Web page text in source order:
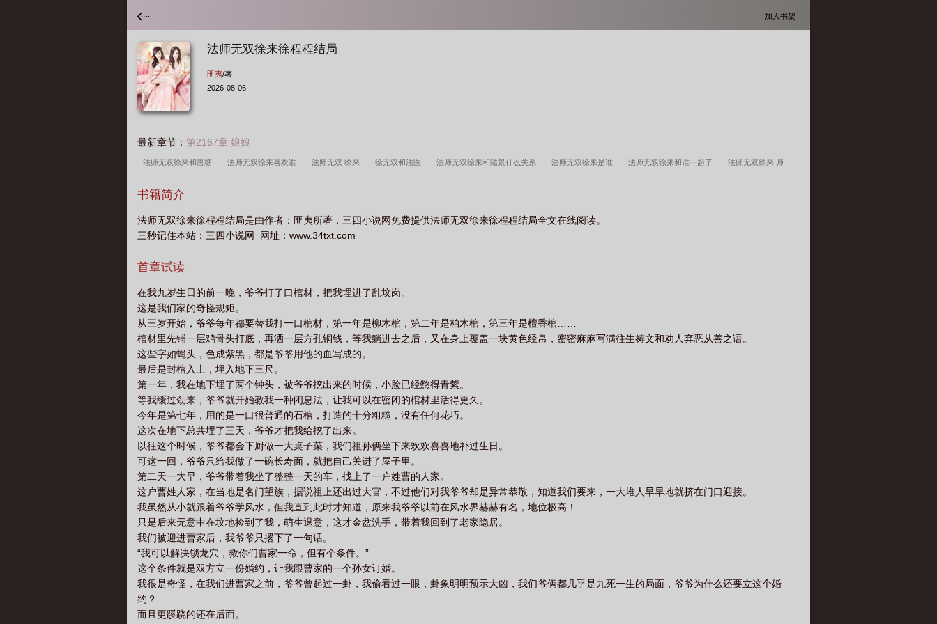
加入书架
法师无双徐来徐程程结局
匪夷/著
2026-08-06
最新章节： 第2167章 娘娘
法师无双徐来和唐糖 法师无双徐来喜欢谁 法师无双 徐来 徐无双和法医 法师无双徐来和陆景什么关系 法师无双徐来是谁 法师无双徐来和谁一起了 法师无双徐来 师
徐来和唐糖在一起了吗
书籍简介
法师无双徐来徐程程结局是由作者：匪夷所著，三四小说网免费提供法师无双徐来徐程程结局全文在线阅读。
三秒记住本站：三四小说网 网址：www.34txt.com
首章试读
在我九岁生日的前一晚，爷爷打了口棺材，把我埋进了乱坟岗。
这是我们家的奇怪规矩。
从三岁开始，爷爷每年都要替我打一口棺材，第一年是柳木棺，第二年是柏木棺，第三年是檀香棺……
棺材里先铺一层鸡骨头打底，再洒一层方孔铜钱，等我躺进去之后，又在身上覆盖一块黄色经帛，密密麻麻写满往生祷文和劝人弃恶从善之语。
这些字如蝇头，色成紫黑，都是爷爷用他的血写成的。
最后是封棺入土，埋入地下三尺。
第一年，我在地下埋了两个钟头，被爷爷挖出来的时候，小脸已经憋得青紫。
等我缓过劲来，爷爷就开始教我一种闭息法，让我可以在密闭的棺材里活得更久。
今年是第七年，用的是一口很普通的石棺，打造的十分粗糙，没有任何花巧。
这次在地下总共埋了三天，爷爷才把我给挖了出来。
以往这个时候，爷爷都会下厨做一大桌子菜，我们祖孙俩坐下来欢欢喜喜地补过生日。
可这一回，爷爷只给我做了一碗长寿面，就把自己关进了屋子里。
第二天一大早，爷爷带着我坐了整整一天的车，找上了一户姓曹的人家。
这户曹姓人家，在当地是名门望族，据说祖上还出过大官，不过他们对我爷爷却是异常恭敬，知道我们要来，一大堆人早早地就挤在门口迎接。
我虽然从小就跟着爷爷学风水，但我直到此时才知道，原来我爷爷以前在风水界赫赫有名，地位极高！
只是后来无意中在坟地捡到了我，萌生退意，这才金盆洗手，带着我回到了老家隐居。
我们被迎进曹家后，我爷爷只撂下了一句话。
“我可以解决锁龙穴，救你们曹家一命，但有个条件。”
这个条件就是双方立一份婚约，让我跟曹家的一个孙女订婚。
我很是奇怪，在我们进曹家之前，爷爷曾起过一卦，我偷看过一眼，卦象明明预示大凶，我们爷俩都几乎是九死一生的局面，爷爷为什么还要立这个婚
约？
而且更蹊跷的还在后面。